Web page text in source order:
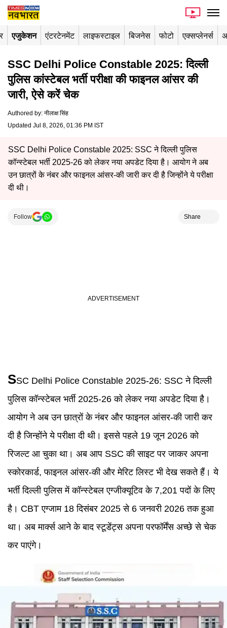
एजुकेशन एंटरटेनमेंट लाइफस्टाइल बिजनेस फोटो एक्सप्लेनर्स
SSC Delhi Police Constable 2025: दिल्‍ली
पुलिस कांस्‍टेबल भर्ती परीक्षा की फाइनल आंसर की
जारी, ऐसे करें चेक
Authored by: नीलाक्ष सिंह
Updated Jul 8, 2026, 01:36 PM IST
SSC Delhi Police Constable 2025: SSC ने दिल्ली पुलिस
कॉन्स्टेबल भर्ती 2025-26 को लेकर नया अपडेट दिया है। आयोग ने अब
उन छात्रों के नंबर और फाइनल आंसर-की जारी कर दी है जिन्होंने ये परीक्षा
दी थी।
Follow Share
SSC Delhi Police Constable 2025-26: SSC ने दिल्ली
पुलिस कॉन्स्टेबल भर्ती 2025-26 को लेकर नया अपडेट दिया है।
आयोग ने अब उन छात्रों के नंबर और फाइनल आंसर-की जारी कर
दी है जिन्होंने ये परीक्षा दी थी। इससे पहले 19 जून 2026 को
रिजल्ट आ चुका था। अब आप SSC की साइट पर जाकर अपना
स्कोरकार्ड, फाइनल आंसर-की और मेरिट लिस्ट भी देख सकते हैं। ये
भर्ती दिल्ली पुलिस में कॉन्स्टेबल एग्जीक्यूटिव के 7,201 पदों के लिए
है। CBT एग्जाम 18 दिसंबर 2025 से 6 जनवरी 2026 तक हुआ
था। अब मार्क्स आने के बाद स्टूडेंट्स अपना परफॉर्मेंस अच्छे से चेक
कर पाएंगे।